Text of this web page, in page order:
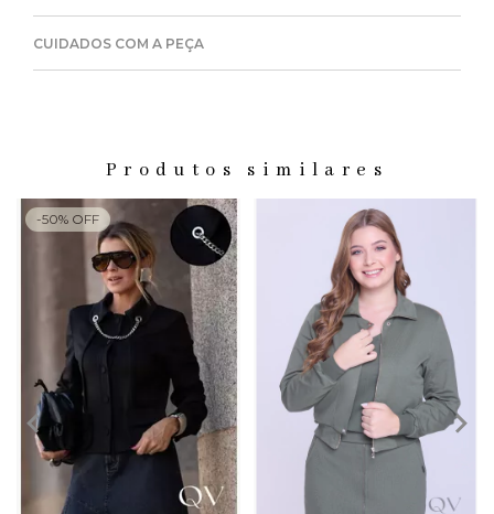
CUIDADOS COM A PEÇA
Produtos similares
-50% OFF